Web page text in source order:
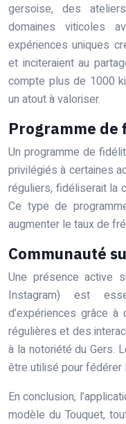
gersoise, des
domaines viticoles
expériences uniques
et inciteraient au
compte plus de 1000
un atout à valoriser.
Programme de
Un programme de
privilégiés à certaines
réguliers, fidéliserait la
Ce type de
augmenter le taux de
Communauté
Une présence active
Instagram) est
d’expériences grâce
régulières et des
à la notoriété du Gers.
être utilisé pour fédérer
En conclusion,
modèle du Touquet,